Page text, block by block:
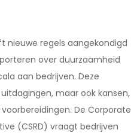
nieuwe regels aangekondigd
over duurzaamheid
aan bedrijven. Deze
maar ook kansen,
De Corporate
(CSRD) vraagt bedrijven